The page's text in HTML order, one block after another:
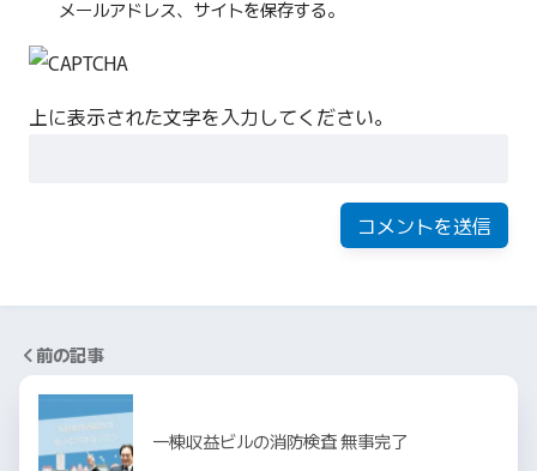
メールアドレス、サイトを保存する。
上に表示された文字を入力してください。
前の記事
一棟収益ビルの消防検査 無事完了